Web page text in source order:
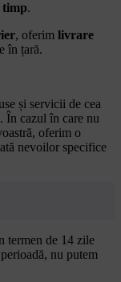
.
, oferim livrare
în țară.
și servicii de cea
În cazul în care nu
oferim o
nevoilor specifice
termen de 14 zile
nu putem